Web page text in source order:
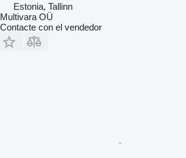
Estonia, Tallinn
Multivara OÜ
Contacte con el vendedor